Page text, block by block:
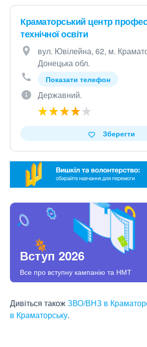
Краматорський центр
технічної освіти
вул. Ювілейна, 62, м.
Донецька обл.
Показати телефон
Державний.
Зберегти
Вступ 2026
Все про вступну кампанію та НМТ
Дивіться такожЗВО/ВНЗ в
в Краматорську.